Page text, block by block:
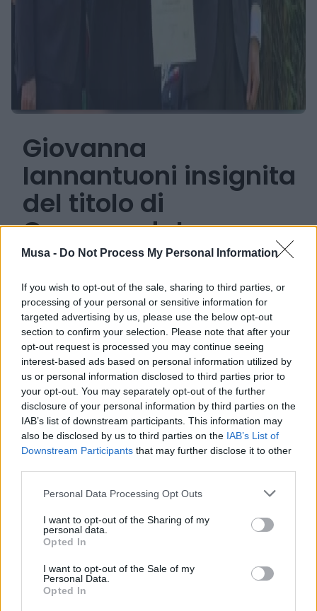
Musa - Do Not Process My Personal Information
If you wish to opt-out of the sale, sharing to third parties, or
processing of your personal or sensitive information for
targeted advertising by us, please use the below opt-out
section to confirm your selection. Please note that after your
opt-out request is processed you may continue seeing
interest-based ads based on personal information utilized by
us or personal information disclosed to third parties prior to
your opt-out. You may separately opt-out of the further
disclosure of your personal information by third parties on the
IAB’s list of downstream participants. This information may
also be disclosed by us to third parties on the IAB’s List of
Downstream Participants that may further disclose it to other
Personal Data Processing Opt Outs
I want to opt-out of the Sharing of my
personal data.
Opted In
I want to opt-out of the Sale of my
Personal Data.
Opted In
Giovanna
Iannantuoni insignita
del titolo di
Commendatore
dell'Ordine "al Merito
della Repubblica
Italiana"
05 GIUGNO 2024